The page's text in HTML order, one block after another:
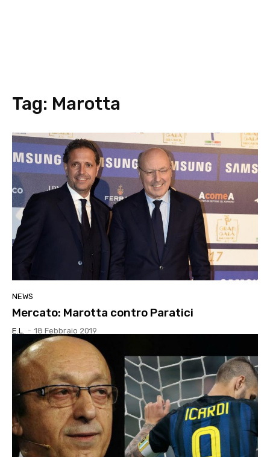
Tag: Marotta
NEWS
Mercato: Marotta contro Paratici
E.l. - 18 Febbraio 2019